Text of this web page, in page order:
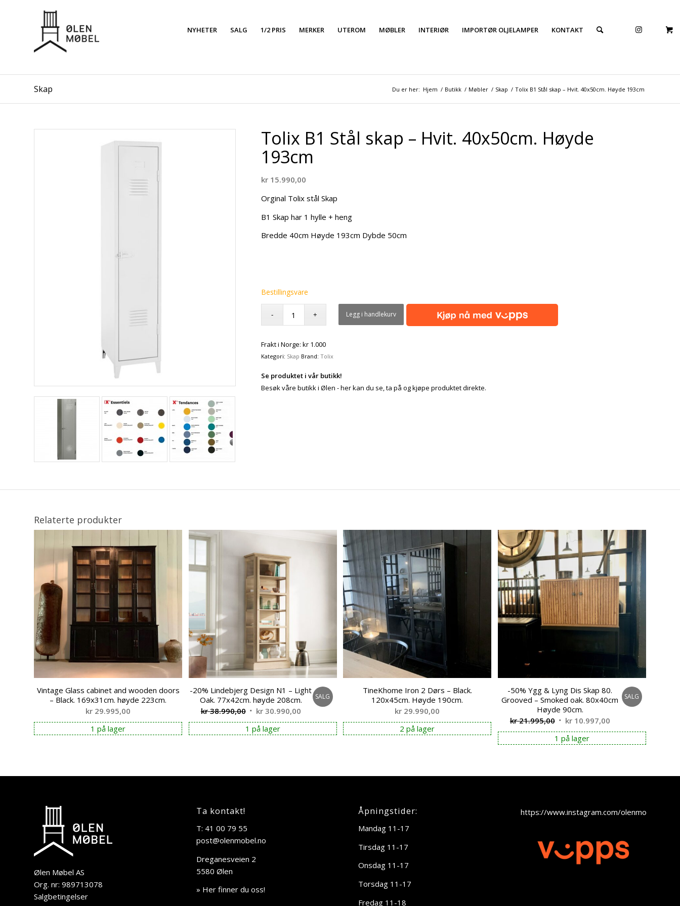
NYHETER SALG 1/2 PRIS MERKER UTEROM MØBLER INTERIØR IMPORTØR OLJELAMPER KONTAKT
Skap Du er her: Hjem / Butikk / Møbler / Skap / Tolix B1 Stål skap – Hvit. 40x50cm. Høyde 193cm
Tolix B1 Stål skap – Hvit. 40x50cm. Høyde
193cm
kr 15.990,00
Orginal Tolix stål Skap
B1 Skap har 1 hylle + heng
Bredde 40cm Høyde 193cm Dybde 50cm
Bestillingsvare
Legg i handlekurv
Frakt i Norge: kr 1.000
Kategori: Skap Brand:Tolix
Se produktet i vår butikk!
Besøk våre butikk i Ølen - her kan du se, ta på og kjøpe produktet direkte.
Relaterte produkter
Vintage Glass cabinet and wooden doors
– Black. 169x31cm. høyde 223cm.
kr 29.995,00
1 på lager
-20% Lindebjerg Design N1 – Light
Oak. 77x42cm. høyde 208cm.
kr38.990,00 Opprinnelig
pris
var:
kr30.990,00Nåværende
pris
er:
SALG
1 på lager
TineKhome Iron 2 Dørs – Black.
120x45cm. Høyde 190cm.
kr 29.990,00
2 på lager
-50% Ygg & Lyng Dis Skap 80.
Grooved – Smoked oak. 80x40cm
Høyde 90cm.
kr21.995,00 Opprinnelig
pris
var:
kr10.997,00Nåværende
pris
er:
SALG
1 på lager
Ølen Møbel AS
Org. nr: 989713078
Salgbetingelser
Ta kontakt!
T: 41 00 79 55
post@olenmobel.no
Dreganesveien 2
5580 Ølen
» Her finner du oss!
Åpningstider:
Mandag 11-17
Tirsdag 11-17
Onsdag 11-17
Torsdag 11-17
Fredag 11-18
https://www.instagram.com/olenmobel